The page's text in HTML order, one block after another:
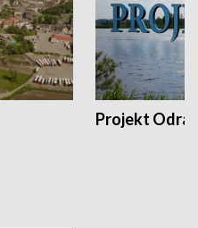
Projekt Odra